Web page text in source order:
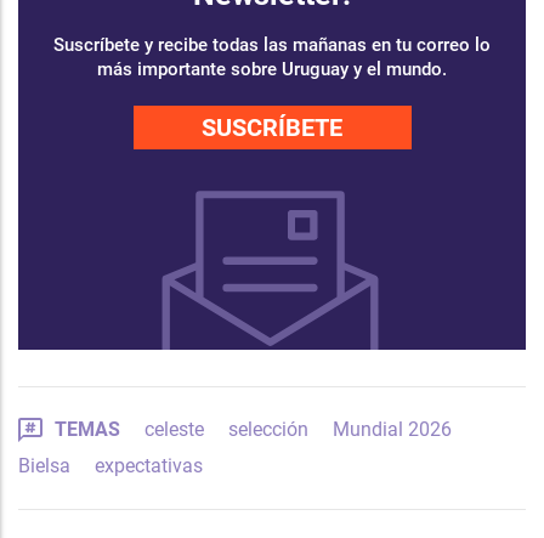
Suscríbete y recibe todas las mañanas en tu correo lo
más importante sobre Uruguay y el mundo.
SUSCRÍBETE
TEMAS celeste selección
Mundial 2026
Bielsa
expectativas